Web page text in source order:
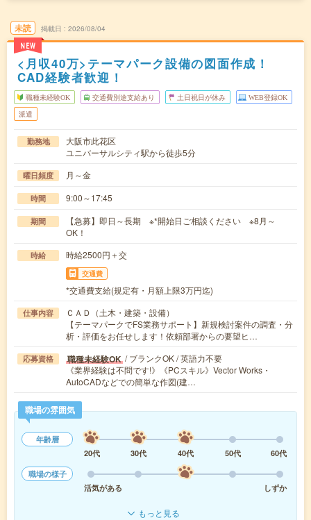
未読
NEW
掲載日 2026/08/04
<月収40万>テーマパーク設備の図面作成！
CAD経験者歓迎！
職種未経験OK 交通費別途支給あり 土日祝日が休み WEB登録OK
派遣
勤務地
大阪市此花区
ユニバーサルシティ駅から徒歩5分
曜日頻度 月～金
時間 9:00～17:45
期間
【急募】即日～長期 ※*開始日ご相談ください ※8月～
OK！
時給 時給2500円＋交
交通費
*交通費支給(規定有・月額上限3万円迄)
仕事内容
ＣＡＤ（土木・建築・設備）
【テーマパークでFS業務サポート】新規検討案件の調査・分
析・評価をお任せします！依頼部署からの要望ヒ…
応募資格 職種未経験OK / ブランクOK / 英語力不要
《業界経験は不問です!》《PCスキル》Vector Works・
AutoCADなどでの簡単な作図(建…
職場の雰囲気
年齢層
20代
30代 40代 50代
60代
職場の様子
活気がある
しずか
もっと見る